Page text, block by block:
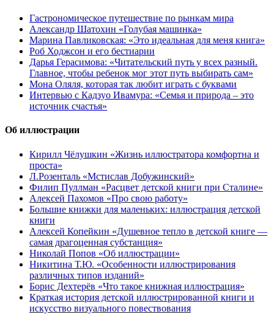
Гастрономическое путешествие по рынкам мира
Александр Шатохин «Голубая машинка»
Марина Павликовская: «Это идеальная для меня книга»
Роб Ходжсон и его бестиарии
Дарья Герасимова: «Читательский путь у всех разный.
Главное, чтобы ребенок мог этот путь выбирать сам»
Мона Оляля, которая так любит играть с буквами
Интервью с Кадзуо Ивамура: «Семья и природа – это
источник счастья»
Об иллюстрации
Кирилл Чёлушкин «Жизнь иллюстратора комфортна и
проста»
Л.Розенталь «Мстислав Добужинский»
Филип Пуллман «Расцвет детской книги при Сталине»
Алексей Пахомов «Про свою работу»
Большие книжки для маленьких: иллюстрация детской
книги
Алексей Копейкин «Душевное тепло в детской книге —
самая драгоценная субстанция»
Николай Попов «Об иллюстрации»
Никитина Т.Ю. «Особенности иллюстрирования
различных типов изданий»
Борис Дехтерёв «Что такое книжная иллюстрация»
Краткая история детской иллюстрированной книги и
искусство визуального повествования